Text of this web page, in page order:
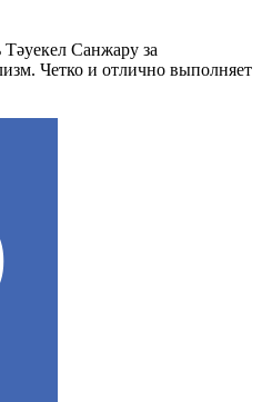
Тәуекел Санжару за
Четко и отлично выполняет